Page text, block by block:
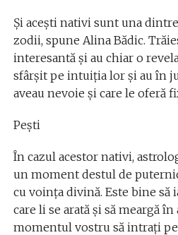
Și acești nativi sunt una
zodii, spune Alina Bădic.
interesantă și au chiar o
sfârșit pe intuiția lor și au în
aveau nevoie și care le oferă
Pești
În cazul acestor nativi,
un moment destul de
cu voința divină. Este bine să
care li se arată și să meargă în
momentul vostru să intrați